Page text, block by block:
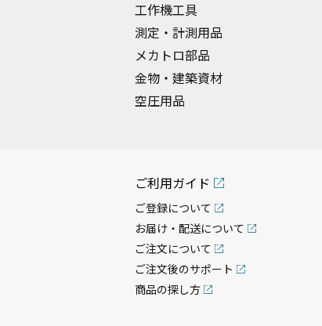
工作機工具
測定・計測用品
メカトロ部品
金物・建築資材
空圧用品
ご利用ガイド
ご登録について
お届け・配送について
ご注文について
ご注文後のサポート
商品の探し方